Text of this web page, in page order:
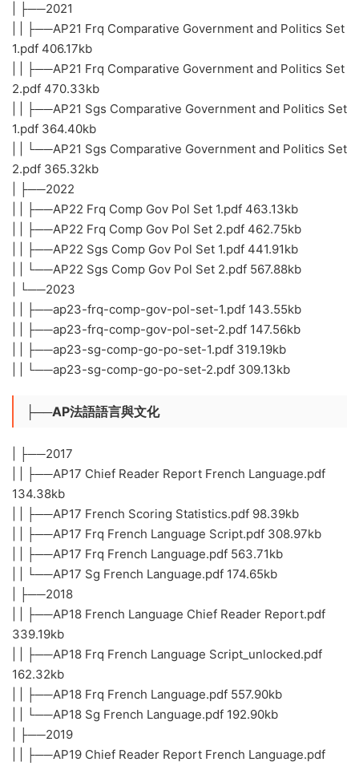
| ├──2021
| | ├──AP21 Frq Comparative Government and Politics Set
1.pdf 406.17kb
| | ├──AP21 Frq Comparative Government and Politics Set
2.pdf 470.33kb
| | ├──AP21 Sgs Comparative Government and Politics Set
1.pdf 364.40kb
| | └──AP21 Sgs Comparative Government and Politics Set
2.pdf 365.32kb
| ├──2022
| | ├──AP22 Frq Comp Gov Pol Set 1.pdf 463.13kb
| | ├──AP22 Frq Comp Gov Pol Set 2.pdf 462.75kb
| | ├──AP22 Sgs Comp Gov Pol Set 1.pdf 441.91kb
| | └──AP22 Sgs Comp Gov Pol Set 2.pdf 567.88kb
| └──2023
| | ├──ap23-frq-comp-gov-pol-set-1.pdf 143.55kb
| | ├──ap23-frq-comp-gov-pol-set-2.pdf 147.56kb
| | ├──ap23-sg-comp-go-po-set-1.pdf 319.19kb
| | └──ap23-sg-comp-go-po-set-2.pdf 309.13kb
├──AP法語語言與文化
| ├──2017
| | ├──AP17 Chief Reader Report French Language.pdf
134.38kb
| | ├──AP17 French Scoring Statistics.pdf 98.39kb
| | ├──AP17 Frq French Language Script.pdf 308.97kb
| | ├──AP17 Frq French Language.pdf 563.71kb
| | └──AP17 Sg French Language.pdf 174.65kb
| ├──2018
| | ├──AP18 French Language Chief Reader Report.pdf
339.19kb
| | ├──AP18 Frq French Language Script_unlocked.pdf
162.32kb
| | ├──AP18 Frq French Language.pdf 557.90kb
| | └──AP18 Sg French Language.pdf 192.90kb
| ├──2019
| | ├──AP19 Chief Reader Report French Language.pdf